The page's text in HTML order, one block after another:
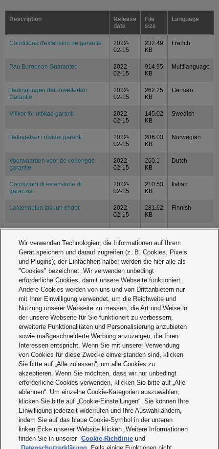
Description
Release
date
File
size
Language
Conditions d'extension de garantie
2022-
02-15
232.49
KB
French
Pan European Guarantee
2022-
02-15
914.95
KB
Multilanguage
Bedingungen der erweiterten
Garantie
2022-
02-15
262.25
KB
German
Villkor för utökad garanti
2022-
02-15
145.02
KB
Swedish
Betingelser i utvidet garanti
2022-
02-15
286.03
KB
Norwegian
Voorwaarden voor de verlengde
garantie
2022-
02-15
260.1
KB
Dutch
Condizioni di estensione di
garanzia
2022-
02-15
210.53
KB
Italian
Laajennetun takuun ehdot
2022-
02-15
281.62
KB
Finnish
Conditions of extended guarantee
2022-
293.49
English
Catalogues
Description
Release
date
File
size
Language
Standard-, Sonderzubehör-Übersicht,
Ladezeiten
2022-
02-15
KB
Standaard- en speciale toebehoren-
overzicht, oplaadtijd
2022-
02-15
75.2
KB
Overview standard / optional
accessories / charging times
2022-
02-15
Operating Instructions
Description
Release
date
File
size
Language
Operating Instructions Cordless
2012-
Wir verwenden Technologien, die Informationen auf Ihrem
Gerät speichern und darauf zugreifen (z. B. Cookies, Pixels
und Plugins); der Einfachheit halber werden sie hier alle als
"Cookies" bezeichnet. Wir verwenden unbedingt
erforderliche Cookies, damit unsere Webseite funktioniert.
Andere Cookies werden von uns und von Drittanbietern nur
mit Ihrer Einwilligung verwendet, um die Reichweite und
Nutzung unserer Webseite zu messen, die Art und Weise in
der unsere Webseite für Sie funktionert zu verbessern,
erweiterte Funktionalitäten und Personalisierung anzubieten
sowie maßgeschneiderte Werbung anzuzeigen, die Ihren
Interessen entspricht. Wenn Sie mit unserer Verwendung
von Cookies für diese Zwecke einverstanden sind, klicken
Sie bitte auf „Alle zulassen“, um alle Cookies zu
akzeptieren. Wenn Sie möchten, dass wir nur unbedingt
erforderliche Cookies verwenden, klicken Sie bitte auf „Alle
ablehnen“. Um einzelne Cookie-Kategorien auszuwählen,
klicken Sie bitte auf „Cookie-Einstellungen“. Sie können Ihre
Einwilligung jederzeit widerrufen und Ihre Auswahl ändern,
indem Sie auf das blaue Cookie-Symbol in der unteren
linken Ecke unserer Website klicken. Weitere Informationen
finden Sie in unserer
Cookie-Richtlinie und